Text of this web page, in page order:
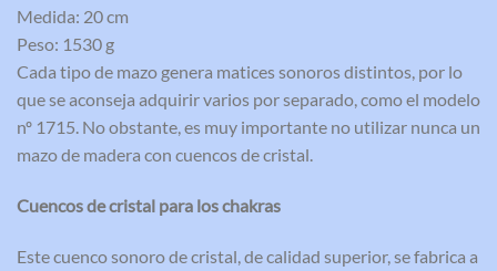
Medida: 20 cm
Peso: 1530 g
Cada tipo de mazo genera matices sonoros distintos, por lo
que se aconseja adquirir varios por separado, como el modelo
nº 1715. No obstante, es muy importante no utilizar nunca un
mazo de madera con cuencos de cristal.
Cuencos de cristal para los chakras
Este cuenco sonoro de cristal, de calidad superior, se fabrica a